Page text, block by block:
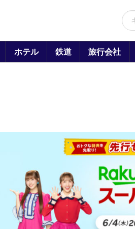
ホテル 鉄道 旅行会社